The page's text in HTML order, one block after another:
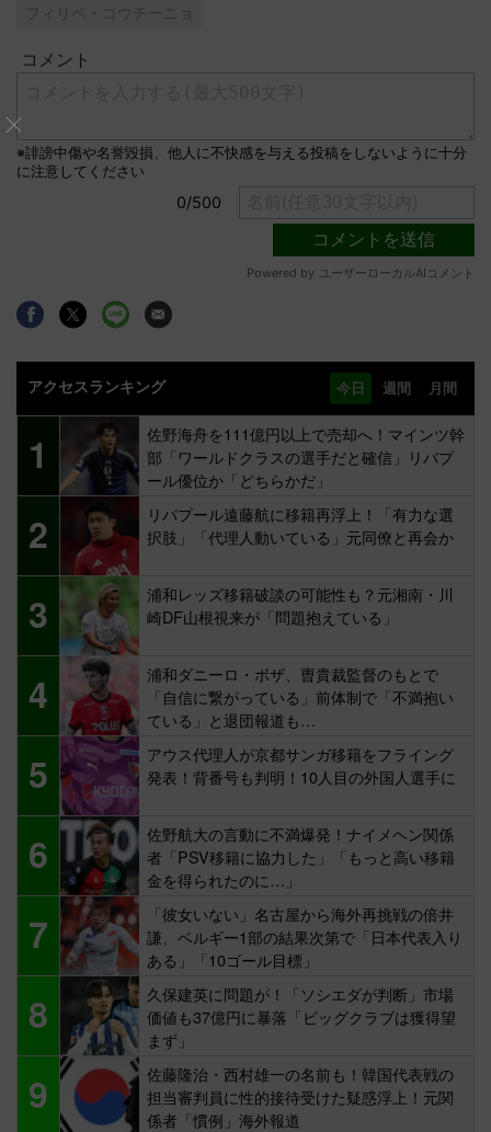
フィリペ・コウチーニョ
アクセスランキング 今日 週間 月間
1
佐野海舟を111億円以上で売却へ！マインツ幹
部「ワールドクラスの選手だと確信」リバプ
ール優位か「どちらかだ」
2
リバプール遠藤航に移籍再浮上！「有力な選
択肢」「代理人動いている」元同僚と再会か
3
浦和レッズ移籍破談の可能性も？元湘南・川
崎DF山根視来が「問題抱えている」
4
浦和ダニーロ・ボザ、曺貴裁監督のもとで
「自信に繋がっている」前体制で「不満抱い
ている」と退団報道も…
5
アウス代理人が京都サンガ移籍をフライング
発表！背番号も判明！10人目の外国人選手に
6
佐野航大の言動に不満爆発！ナイメヘン関係
者「PSV移籍に協力した」「もっと高い移籍
金を得られたのに…」
7
「彼女いない」名古屋から海外再挑戦の倍井
謙、ベルギー1部の結果次第で「日本代表入り
ある」「10ゴール目標」
8
久保建英に問題が！「ソシエダが判断」市場
価値も37億円に暴落「ビッグクラブは獲得望
まず」
9
佐藤隆治・西村雄一の名前も！韓国代表戦の
担当審判員に性的接待受けた疑惑浮上！元関
係者「慣例」海外報道